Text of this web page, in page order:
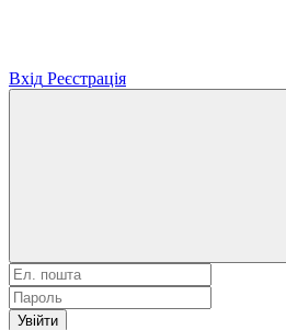
Вхід Реєстрація
Увійти